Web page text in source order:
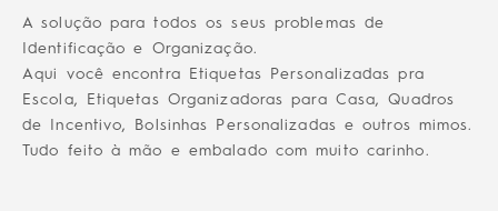
A solução para todos os seus problemas de
Identificação e Organização.
Aqui você encontra Etiquetas Personalizadas pra
Escola, Etiquetas Organizadoras para Casa, Quadros
de Incentivo, Bolsinhas Personalizadas e outros mimos.
Tudo feito à mão e embalado com muito carinho.